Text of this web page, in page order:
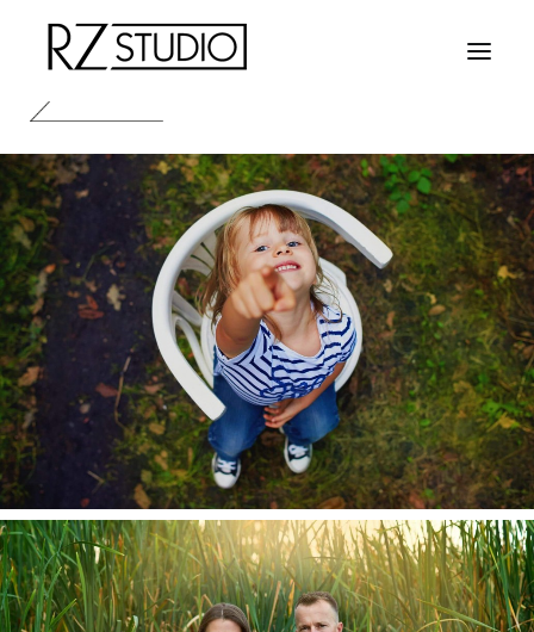
HOME
FOTOGRAFIA
KONTAKT